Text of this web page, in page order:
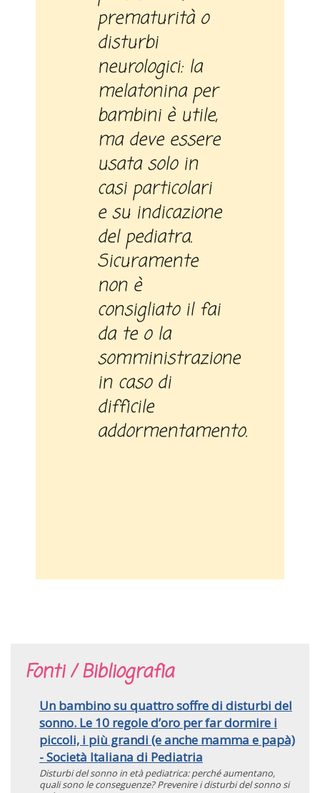
prematurità o
disturbi
neurologici: la
melatonina per
bambini è utile,
ma deve essere
usata solo in
casi particolari
e su indicazione
del pediatra.
Sicuramente
non è
consigliato il fai
da te o la
somministrazione
in caso di
difficile
addormentamento.
Fonti / Bibliografia
Un bambino su quattro soffre di disturbi del
sonno. Le 10 regole d’oro per far dormire i
piccoli, i più grandi (e anche mamma e papà)
- Società Italiana di Pediatria
Disturbi del sonno in età pediatrica: perché aumentano,
quali sono le conseguenze? Prevenire i disturbi del sonno si